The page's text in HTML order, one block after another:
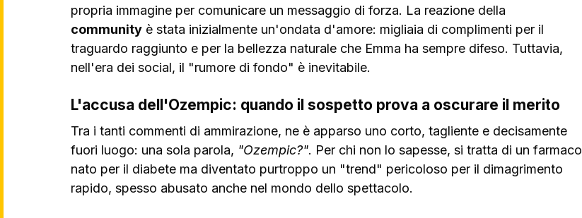
propria immagine per comunicare un messaggio di forza. La reazione della
community è stata inizialmente un'ondata d'amore: migliaia di complimenti per il
traguardo raggiunto e per la bellezza naturale che Emma ha sempre difeso. Tuttavia,
nell'era dei social, il "rumore di fondo" è inevitabile.
L'accusa dell'Ozempic: quando il sospetto prova a oscurare il merito
Tra i tanti commenti di ammirazione, ne è apparso uno corto, tagliente e decisamente
fuori luogo: una sola parola, "Ozempic?". Per chi non lo sapesse, si tratta di un farmaco
nato per il diabete ma diventato purtroppo un "trend" pericoloso per il dimagrimento
rapido, spesso abusato anche nel mondo dello spettacolo.